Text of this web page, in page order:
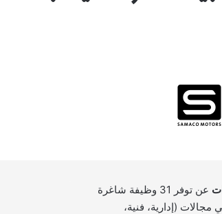
عن توفر 31 وظيفة شاغرة
(إدارية، فنية،